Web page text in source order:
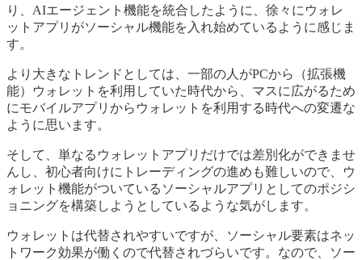
り、AIエージェント機能を統合したように、徐々にウォレ
ットアプリがソーシャル機能を入れ始めているように感じま
す。
より大きなトレンドとしては、一部の人がPCから（拡張機
能）ウォレットを利用していた時代から、マスに広がるため
にモバイルアプリからウォレットを利用する時代への変遷な
ように思います。
そして、単なるウォレットアプリだけでは差別化ができませ
んし、初心者向けにトレーディングの進めも難しいので、ウ
ォレット機能がついているソーシャルアプリとしてのポジシ
ョニングを構築しようとしているような気がします。
ウォレットは代替されやすいですが、ソーシャル要素はネッ
トワーク効果が働くので代替されづらいです。なので、ソー